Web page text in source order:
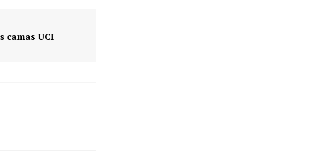
camas UCI